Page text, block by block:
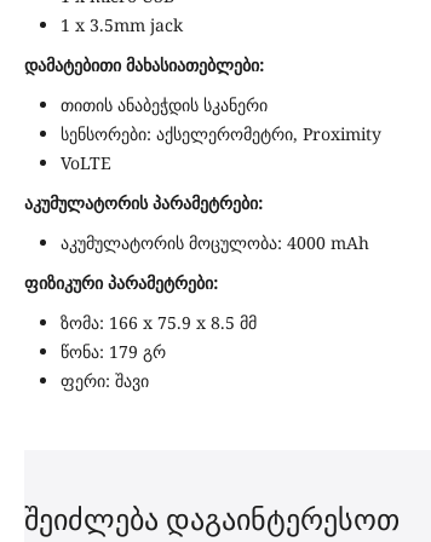
1 x 3.5mm jack
დამატებითი მახასიათებლები:
თითის ანაბეჭდის სკანერი
სენსორები: აქსელერომეტრი, Proximity
VoLTE
აკუმულატორის პარამეტრები:
აკუმულატორის მოცულობა: 4000 mAh
ფიზიკური პარამეტრები:
ზომა: 166 x 75.9 x 8.5 მმ
წონა: 179 გრ
ფერი: შავი
შეიძლება დაგაინტერესოთ